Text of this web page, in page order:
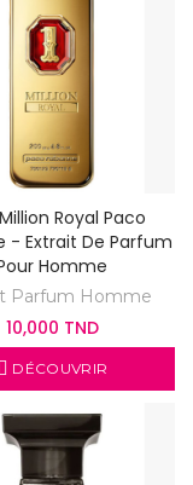
Royal Paco
- Extrait De Parfum
Homme
Parfum Homme
10,000 TND
DÉCOUVRIR